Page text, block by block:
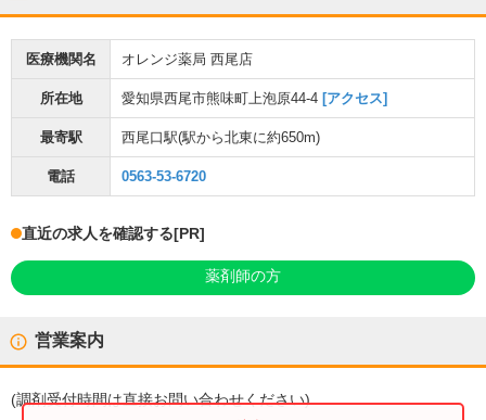
医療機関名 オレンジ薬局 西尾店
所在地 愛知県西尾市熊味町上泡原44-4 [アクセス]
最寄駅 西尾口駅(駅から北東に約650m)
電話 0563-53-6720
直近の求人を確認する[PR]
薬剤師の方
営業案内
(調剤受付時間は直接お問い合わせください)